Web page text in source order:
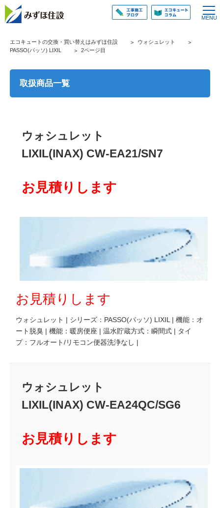
エコキュートの交換・買い替えはみずほ住設
ウォシュレット
PASSO(パッソ) LIXIL
2ページ目
取扱商品一覧
ウォシュレット
LIXIL(INAX) CW-EA21/SN7
お見積りします
お見積りします
ウォシュレット | シリーズ：PASSO(パッソ) LIXIL | 機能：オ
ート脱臭 | 機能：暖房便座 | 温水貯蔵方式：瞬間式 | タイ
プ：フルオート/リモコン便器洗浄なし |
ウォシュレット
LIXIL(INAX) CW-EA24QC/SG6
お見積りします